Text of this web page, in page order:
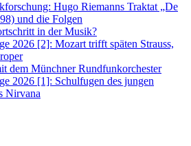
Hugo Riemanns Traktat „De
und die Folgen
in der Musik?
2026 [2]: Mozart trifft späten Strauss,
dem Münchner Rundfunkorchester
2026 [1]: Schulfugen des jungen
Nirvana